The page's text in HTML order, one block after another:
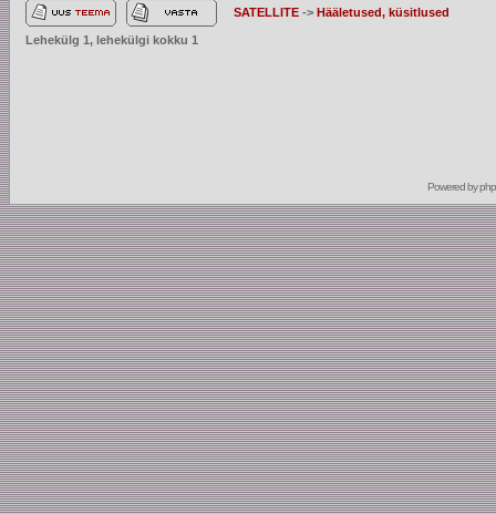
SATELLITE -> Hääletused, küsitlused
Lehekülg 1, lehekülgi kokku 1
Powered by